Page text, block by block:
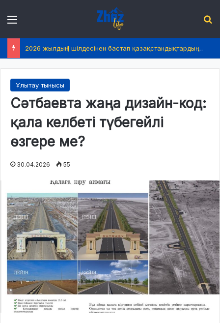
2026 жылдың 1 шілдесінен бастап қазақстандықтардың өмірінде не өзгереді?
Ұлытау тынысы
Сәтбаевта жаңа дизайн-код:
қала келбеті түбегейлі
өзгере ме?
30.04.2026 55